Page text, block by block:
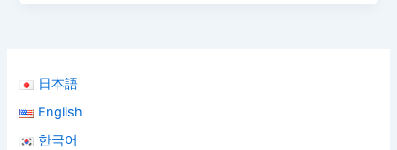
日本語
English
한국어